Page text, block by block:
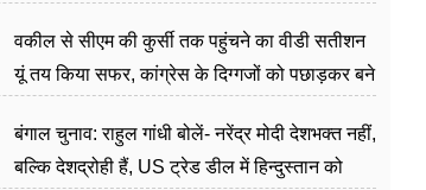
वकील से सीएम की कुर्सी तक पहुंचने का वीडी सतीशन
यूं तय किया सफर, कांग्रेस के दिग्गजों को पछाड़कर बने
बंगाल चुनाव: राहुल गांधी बोलें- नरेंद्र मोदी देशभक्त नहीं,
बल्कि देशद्रोही हैं, US ट्रेड डील में हिन्दुस्तान को